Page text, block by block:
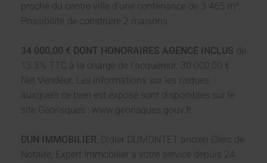
proche du centre ville d'une contenance de 3 465 m².
Possibilité de construire 2 maisons.
34 000,00 € DONT HONORAIRES AGENCE INCLUS de
13.3% TTC à la charge de l'acquéreur. 30 000,00 €
Net Vendeur. Les informations sur les risques
auxquels ce bien est exposé sont disponibles sur le
site Géorisques : www.georisques.gouv.fr.
DUN IMMOBILIER, Didier DUMONTET ancien Clerc de
Notaire, Expert Immobilier à votre service depuis 24